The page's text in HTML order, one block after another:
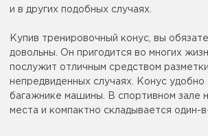
и в других подобных случаях.
Купив тренировочный конус, вы
довольны. Он пригодится во многих
послужит отличным средством
непредвиденных случаях. Конус удобно
багажнике машины. В спортивном зале
места и компактно складывается один-